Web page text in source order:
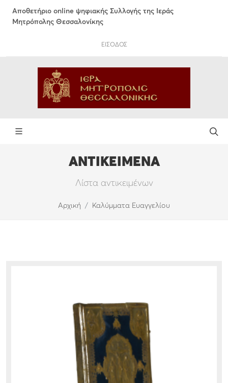
Αποθετήριο online ψηφιακής Συλλογής της Ιεράς
Μητρόπολης Θεσσαλονίκης
ΕΙΣΟΔΟΣ
ΑΝΤΙΚΕΙΜΕΝΑ
Λίστα αντικειμένων
Αρχική Καλύμματα Ευαγγελίου